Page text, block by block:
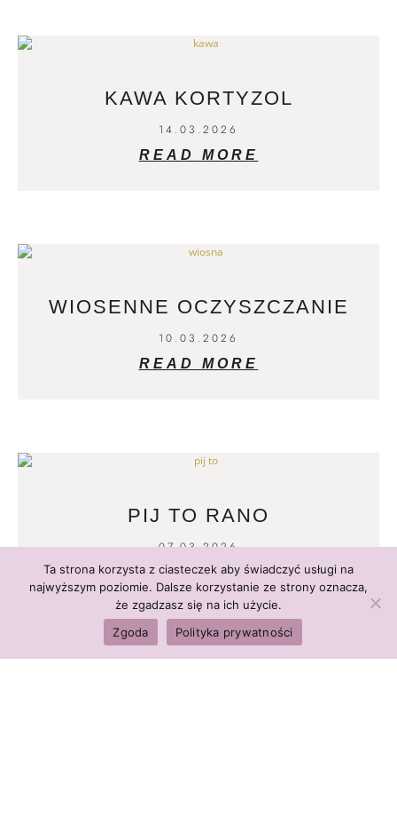
KAWA KORTYZOL
14.03.2026
READ MORE
WIOSENNE OCZYSZCZANIE
10.03.2026
READ MORE
PIJ TO RANO
07.03.2026
READ MORE
Ta strona korzysta z ciasteczek aby świadczyć usługi na
najwyższym poziomie. Dalsze korzystanie ze strony oznacza,
że zgadzasz się na ich użycie.
Zgoda
Polityka prywatności